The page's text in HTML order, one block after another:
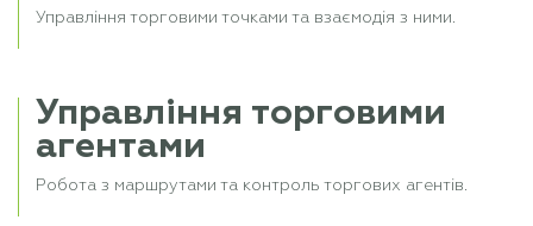
Управління торговими точками та взаємодія з ними.
Управління торговими
агентами
Робота з маршрутами та контроль торгових агентів.